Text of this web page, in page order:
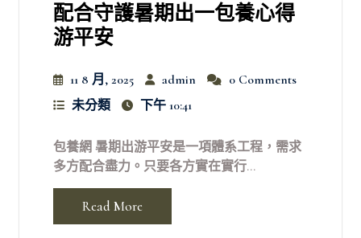
配合守護暑期出一包養心得
游平安
11 8 月, 2025 admin
0 Comments
未分類
下午 10:41
包養網 暑期出游平安是一項體系工程，需求
多方配合盡力。只要各方實在實行...
Read More